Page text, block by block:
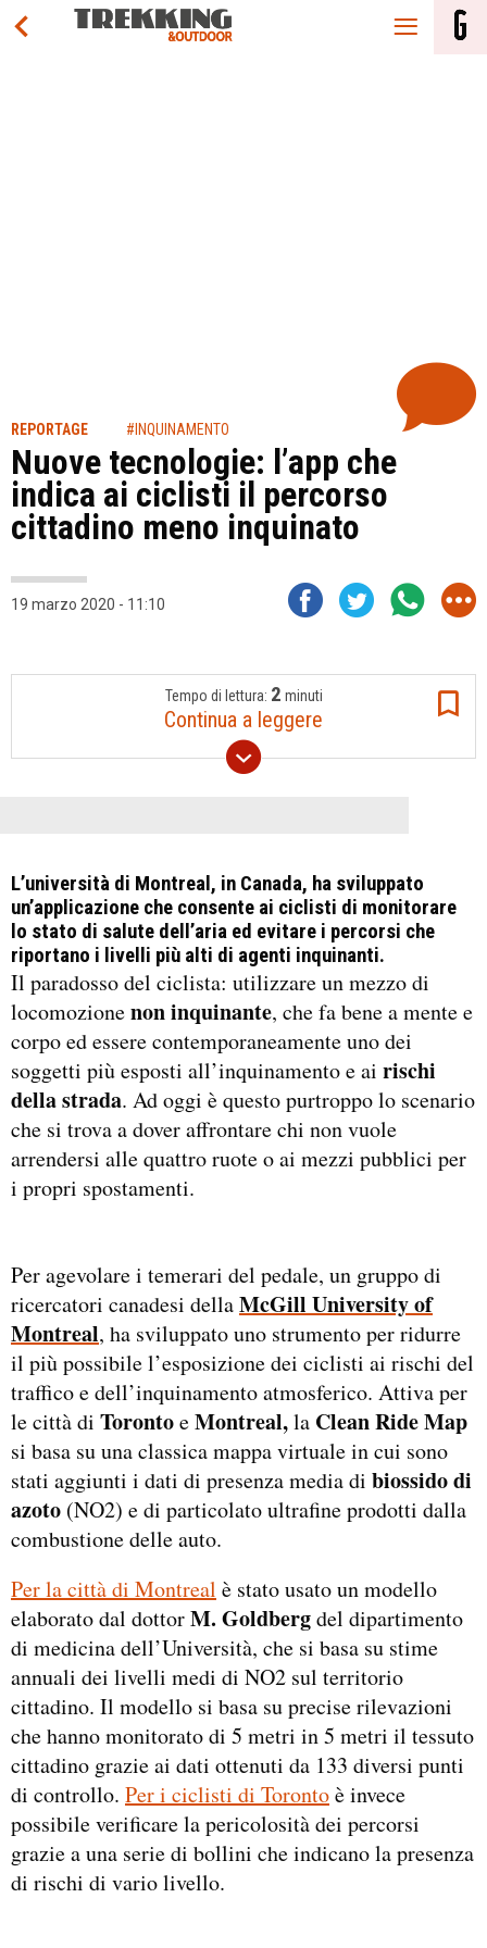
REPORTAGE #INQUINAMENTO
Nuove tecnologie: l’app che
indica ai ciclisti il percorso
cittadino meno inquinato
19 marzo 2020 - 11:10
Tempo di lettura: 2 minuti
Continua a leggere
L’università di Montreal, in Canada, ha sviluppato
un’applicazione che consente ai ciclisti di monitorare
lo stato di salute dell’aria ed evitare i percorsi che
riportano i livelli più alti di agenti inquinanti.
Il paradosso del ciclista: utilizzare un mezzo di
locomozionenon inquinante, che fa bene a mente e
corpo ed essere contemporaneamente uno dei
soggetti più esposti all’inquinamento e ai rischi
della strada. Ad oggi è questo purtroppo lo scenario
che si trova a dover affrontare chi non vuole
arrendersi alle quattro ruote o ai mezzi pubblici per
i propri spostamenti.
Per agevolare i temerari del pedale, un gruppo di
ricercatori canadesi dellaMcGill University of
Montreal, ha sviluppato uno strumento per ridurre
il più possibile l’esposizione dei ciclisti ai rischi del
traffico e dell’inquinamento atmosferico. Attiva per
le città di TorontoeMontreal,la Clean Ride Map
si basa su una classica mappa virtuale in cui sono
stati aggiunti i dati di presenza media di biossido di
azoto (NO2) e di particolato ultrafine prodotti dalla
combustione delle auto.
Per la città di Montreal è stato usato un modello
elaborato dal dottorM. Goldbergdel dipartimento
di medicina dell’Università, che si basa su stime
annuali dei livelli medi di NO2 sul territorio
cittadino. Il modello si basa su precise rilevazioni
che hanno monitorato di 5 metri in 5 metri il tessuto
cittadino grazie ai dati ottenuti da 133 diversi punti
di controllo. Per i ciclisti di Torontoè invece
possibile verificare la pericolosità dei percorsi
grazie a una serie di bollini che indicano la presenza
di rischi di vario livello.